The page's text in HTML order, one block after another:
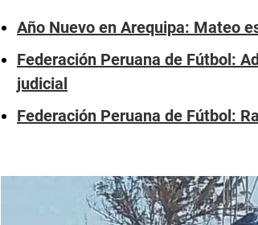
Año Nuevo en Arequipa: Mateo
Federación Peruana de Fútbol:
judicial
Federación Peruana de Fútbol: